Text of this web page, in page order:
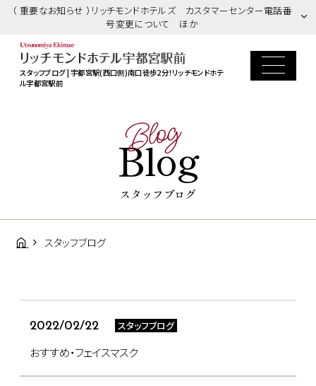
（ 重要なお知らせ ）リッチモンドホテルズ カスタマーセンター電話番
号変更について ほか
スタッフブログ | 宇都宮駅(西口側)南口徒歩2分！リッチモンドホテ
ル宇都宮駅前
Blog
Blog
スタッフブログ
スタッフブログ
2022/02/22 スタッフブログ
おすすめ・フェイスマスク